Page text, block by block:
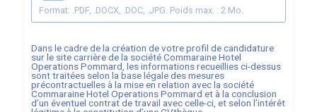
Format: .PDF, .DOCX, .DOC, .JPG. Poids max. : 2 Mo.
Dans le cadre de la création de votre profil de candidature
sur le site carrière de la sociétéCommaraine Hotel
Operations Pommard , les informations recueillies ci-dessus
sont traitées selon la base légale des mesures
précontractuelles à la mise en relation avec la société
Commaraine Hotel Operations Pommard et à la conclusion
d’un éventuel contrat de travail avec celle-ci, et selon l’intérêt